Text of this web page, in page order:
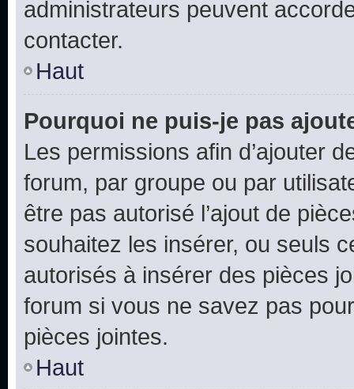
administrateurs peuvent
contacter.
Haut
Pourquoi ne puis-je pas
Les permissions afin d’ajouter
forum, par groupe ou par
être pas autorisé l’ajout de
souhaitez les insérer, ou seuls
autorisés à insérer des pièces
forum si vous ne savez pas
pièces jointes.
Haut